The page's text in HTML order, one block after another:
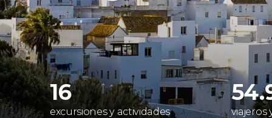
Turquía
16
excursiones y actividades
viajeros